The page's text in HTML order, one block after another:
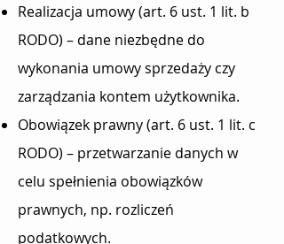
Realizacja umowy (art. 6 ust. 1 lit. b
RODO) – dane niezbędne do
wykonania umowy sprzedaży czy
zarządzania kontem użytkownika.
Obowiązek prawny (art. 6 ust. 1 lit. c
RODO) – przetwarzanie danych w
celu spełnienia obowiązków
prawnych, np. rozliczeń
podatkowych.